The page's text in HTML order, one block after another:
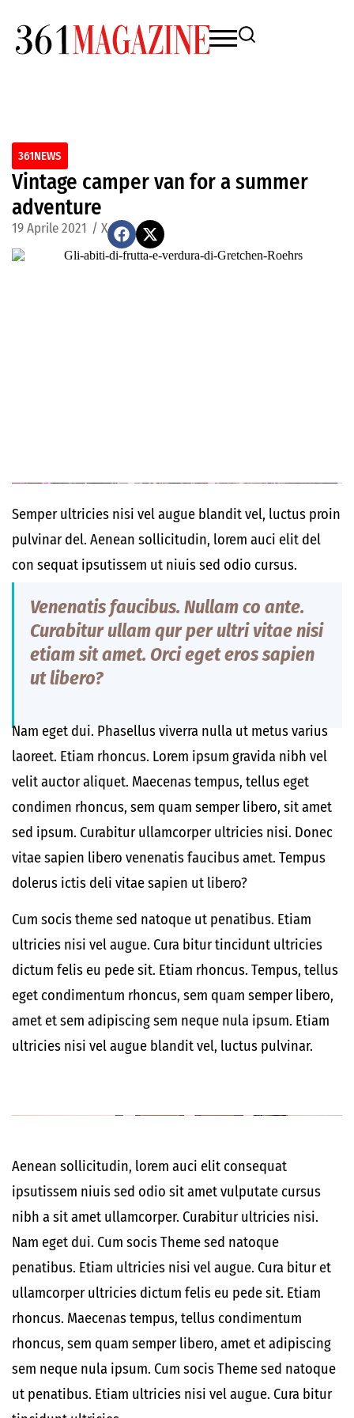
361NEWS
Vintage camper van for a summer
adventure
19 Aprile 2021 / X
Semper ultricies nisi vel augue blandit vel, luctus proin
pulvinar del. Aenean sollicitudin, lorem auci elit del
con sequat ipsutissem ut niuis sed odio cursus.
Venenatisfaucibus. Nullam co ante.
Curabiturullam qur perultri vitae nisi
etiam sit amet. Orci eget eros sapien
ut libero?
Nam eget dui. Phasellus viverra nulla ut metus varius
laoreet. Etiam rhoncus. Lorem ipsum gravida nibh vel
velit auctor aliquet. Maecenas tempus, tellus eget
condimen rhoncus, sem quam semper libero, sit amet
sed ipsum. Curabitur ullamcorper ultricies nisi. Donec
vitae sapien libero venenatis faucibus amet. Tempus
dolerus ictis deli vitae sapien ut libero?
Cum socis theme sed natoque ut penatibus. Etiam
ultricies nisi vel augue. Cura bitur tincidunt ultricies
dictum felis eu pede sit. Etiam rhoncus. Tempus, tellus
eget condimentum rhoncus, sem quam semper libero,
amet et sem adipiscing sem neque nula ipsum. Etiam
ultricies nisi vel augue blandit vel, luctus pulvinar.
Aenean sollicitudin, lorem auci elit consequat
ipsutissem niuis sed odio sit amet vulputate cursus
nibh a sit amet ullamcorper. Curabitur ultricies nisi.
Nam eget dui. Cum socis Theme sed natoque
penatibus. Etiam ultricies nisi vel augue. Cura bitur et
ullamcorper ultricies dictum felis eu pede sit. Etiam
rhoncus. Maecenas tempus, tellus condimentum
rhoncus, sem quam semper libero, amet et adipiscing
sem neque nula ipsum. Cum socis Theme sed natoque
ut penatibus. Etiam ultricies nisi vel augue. Cura bitur